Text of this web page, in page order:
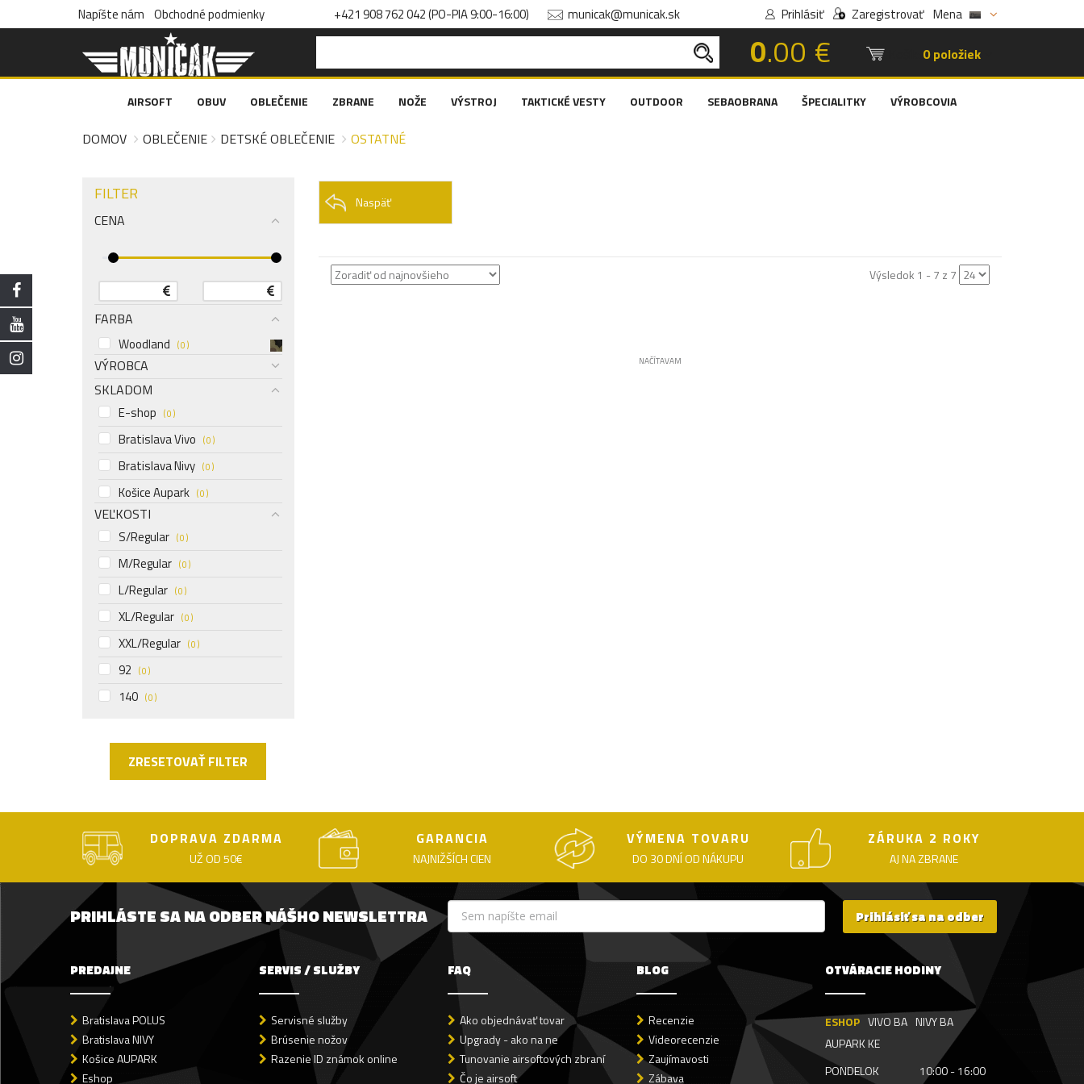
Napíšte nám Obchodné podmienky +421 908 762 042 (PO-PIA 9:00-16:00) municak@municak.sk Prihlásiť Zaregistrovať Mena
0.00 € 0 položiek
AIRSOFT OBUV OBLEČENIE ZBRANE NOŽE VÝSTROJ TAKTICKÉ VESTY OUTDOOR SEBAOBRANA ŠPECIALITKY VÝROBCOVIA
DOMOV OBLEČENIE DETSKÉ OBLEČENIE OSTATNÉ
FILTER
CENA
FARBA
Woodland ( 0 )
VÝROBCA
SKLADOM
E-shop ( 0 )
Bratislava Vivo ( 0 )
Bratislava Nivy ( 0 )
Košice Aupark ( 0 )
VEĽKOSTI
S/Regular ( 0 )
M/Regular ( 0 )
L/Regular ( 0 )
XL/Regular ( 0 )
XXL/Regular ( 0 )
92 ( 0 )
140 ( 0 )
ZRESETOVAŤ FILTER
Naspäť
Výsledok 1 - 7 z 7
NAČÍTAVAM
DOPRAVA ZDARMA
UŽ OD 50€
GARANCIA
NAJNIŽŠÍCH CIEN
VÝMENA TOVARU
DO 30 DNÍ OD NÁKUPU
ZÁRUKA 2 ROKY
AJ NA ZBRANE
PRIHLÁSTE SA NA ODBER NÁŠHO NEWSLETTRA Prihlásiť sa na odber
PREDAJNE
Bratislava POLUS
Bratislava NIVY
Košice AUPARK
Eshop
SERVIS / SLUŽBY
Servisné služby
Brúsenie nožov
Razenie ID známok online
FAQ
Ako objednávať tovar
Upgrady - ako na ne
Tunovanie airsoftových zbraní
Čo je airsoft
BLOG
Recenzie
Videorecenzie
Zaujímavosti
Zábava
OTVÁRACIE HODINY
ESHOP VIVO BA NIVY BA
AUPARK KE
PONDELOK
10:00 - 16:00